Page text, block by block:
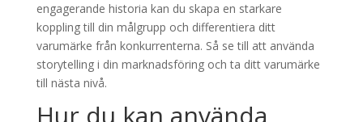
engagerande historia kan du skapa en starkare
koppling till din målgrupp och differentiera ditt
varumärke från konkurrenterna. Så se till att använda
storytelling i din marknadsföring och ta ditt varumärke
till nästa nivå.
Hur du kan använda